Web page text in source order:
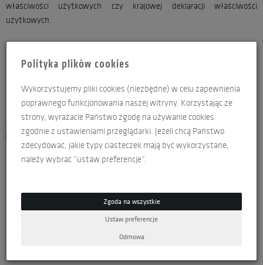
właściwości użytkowych czy krajowej deklaracji właściwości
użytkowych.
Dyrektywa o ogólnym bezpieczeństwie produktów nie daje
WIĘCEJ INFORMACJI O ROZPORZĄDZENIU GPSR 2023/988:
Szkolenia GPSR / szkolenia ogólne bezpieczeństwo produktów /
Jakie kary za niedostosowanie do GPSR?
GPSR a platformy handlowe? - zobacz więcej >>>
- kliknij >>>
Polityka plików cookies
Wykorzystujemy pliki cookies (niezbędne) w celu zapewnienia
poprawnego funkcjonowania naszej witryny. Korzystając ze
strony, wyrażacie Państwo zgodę na używanie cookies
zgodnie z ustawieniami przeglądarki. Jeżeli chcą Państwo
zdecydować, jakie typy ciasteczek mają być wykorzystane,
należy wybrać “ustaw preferencje”.
Zgoda na wszystkie
Ustaw preferencje
Odmowa